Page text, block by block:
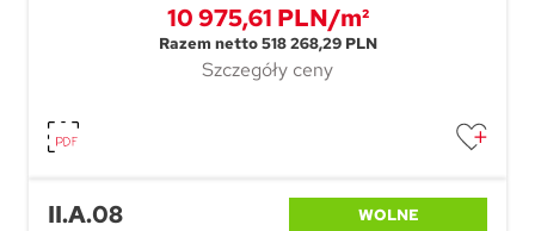
10 975,61 PLN/m²
Razem netto 518 268,29 PLN
Szczegóły ceny
II.A.08 WOLNE